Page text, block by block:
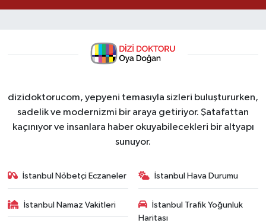
dizidoktorucom, yepyeni temasıyla sizleri buluştururken,
sadelik ve modernizmi bir araya getiriyor. Şatafattan
kaçınıyor ve insanlara haber okuyabilecekleri bir altyapı
sunuyor.
İstanbul Nöbetçi Eczaneler İstanbul Hava Durumu
İstanbul Namaz Vakitleri
İstanbul Trafik Yoğunluk
Haritası